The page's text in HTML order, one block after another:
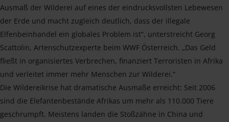
Ausmaß der Wilderei auf eines der eindrucksvollsten Lebewesen
der Erde und macht zugleich deutlich, dass der illegale
Elfenbeinhandel ein globales Problem ist“, unterstreicht Georg
Scattolin, Artenschutzexperte beim WWF Österreich. „Das Geld
fließt in organisiertes Verbrechen, finanziert Terroristen in Afrika
und verleitet immer mehr Menschen zur Wilderei.“
Die Wildereikrise hat dramatische Ausmaße erreicht: Seit 2006
sind die Elefantenbestände Afrikas um mehr als 110.000 Tiere
geschrumpft. Meistens landen die Stoßzähne in China und